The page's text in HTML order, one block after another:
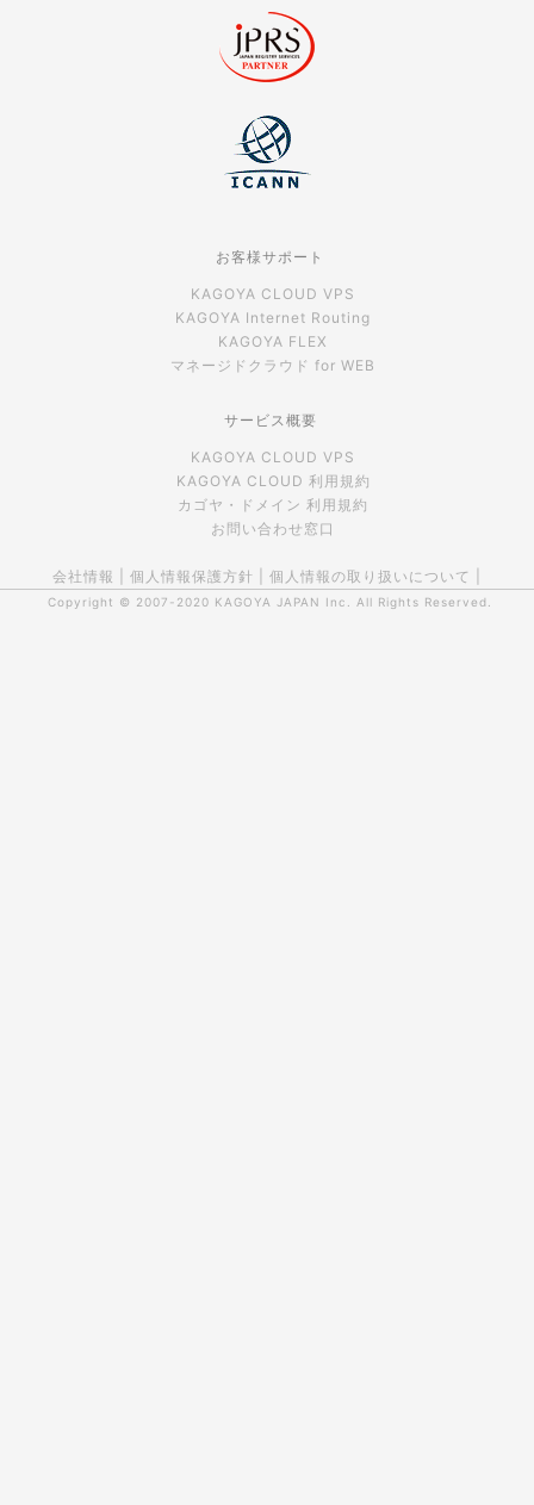
お客様サポート
KAGOYA CLOUD VPS
KAGOYA Internet Routing
KAGOYA FLEX
マネージドクラウド for WEB
サービス概要
KAGOYA CLOUD VPS
KAGOYA CLOUD 利用規約
カゴヤ・ドメイン 利用規約
お問い合わせ窓口
会社情報 個人情報保護方針 個人情報の取り扱いについて
Copyright © 2007-2020 KAGOYA JAPAN Inc. All Rights Reserved.